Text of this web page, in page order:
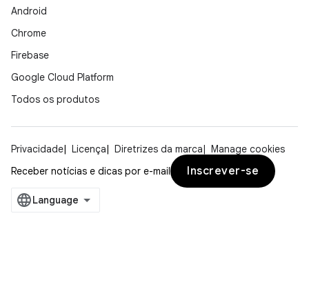
Android
Chrome
Firebase
Google Cloud Platform
Todos os produtos
Privacidade Licença Diretrizes da marca
Manage cookies
Receber notícias e dicas por e-mail
Inscrever-se